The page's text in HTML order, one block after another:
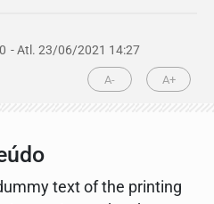
- Atl. 23/06/2021 14:27
A- A+
text of the printing